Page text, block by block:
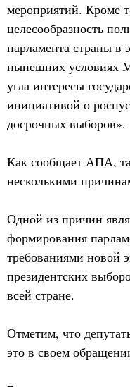
мероприятий. Кроме
целесообразность
парламента страны в
нынешних условиях
угла интересы
инициативой о
досрочных выборов».
Как сообщает АПА,
несколькими
Одной из причин
формирования
требованиями новой
президентских
всей стране.
Отметим, что
это в своем